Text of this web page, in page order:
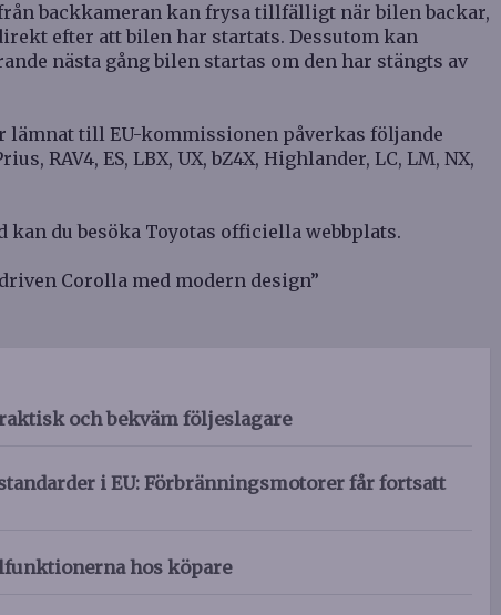
backkameran kan frysa tillfälligt när bilen backar,
efter att bilen har startats. Dessutom kan
nästa gång bilen startas om den har stängts av
lämnat till EU-kommissionen påverkas följande
RAV4, ES, LBX, UX, bZ4X, Highlander, LC, LM, NX,
kan du besöka Toyotas officiella webbplats.
Corolla med modern design”
och bekväm följeslagare
i EU: Förbränningsmotorer får fortsatt
hos köpare